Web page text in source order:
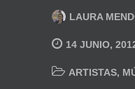
LAURA
14 JUNIO,
ARTISTAS,